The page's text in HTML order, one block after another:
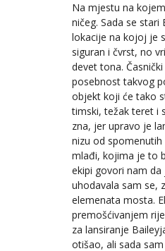
Na mjestu na
ničeg. Sada se
lokacije na kojoj je
siguran i čvrst, no
devet tona.
posebnost takvog
objekt koji će tako
timski, težak teret i
zna, jer upravo je
nizu od
mlađi, kojima je to
ekipi govori nam
uhodavala sam se,
elemenata mosta.
premošćivanjem
za lansiranje
otišao, ali sada